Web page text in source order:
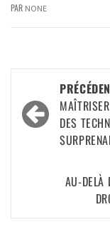
PAR NONE
DES
AU-DELÀ